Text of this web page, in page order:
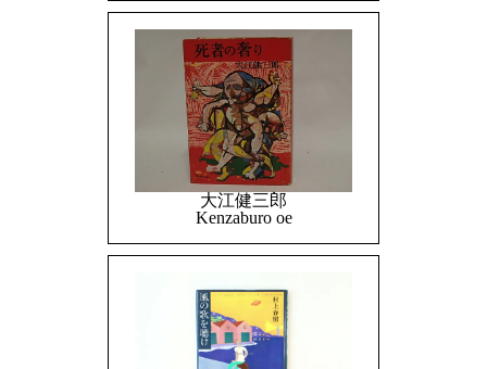
大江健三郎
Kenzaburo oe